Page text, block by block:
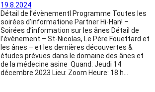
19.8.2024
Détail de l’évènementl Programme Toutes les
soirées d’informatione Partner Hi-Han! –
Soirées d’information sur les ânes Détail de
l’évènement – St-Nicolas, Le Père Fouettard et
les ânes – et les dernières découvertes &
études prévues dans le domaine des ânes et
de la médecine asine Quand: Jeudi 14
décembre 2023 Lieu: Zoom Heure: 18 h…